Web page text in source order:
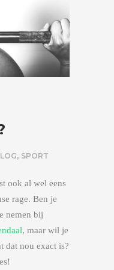
, SPORT
ook al wel eens
rage. Ben je
nemen bij
, maar wil je
dat nou exact is?